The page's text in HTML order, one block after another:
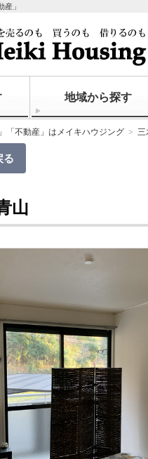
」
地域から探す
「不動産」はメイキハウジング 三
る
山